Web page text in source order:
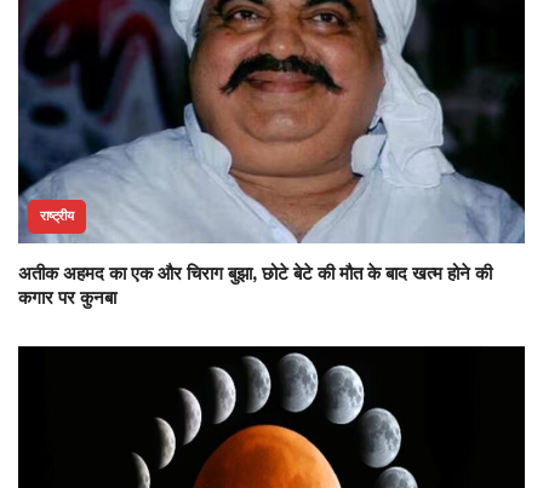
राष्ट्रीय
अतीक अहमद का एक और चिराग बुझा, छोटे बेटे की मौत के बाद खत्म होने की
कगार पर कुनबा